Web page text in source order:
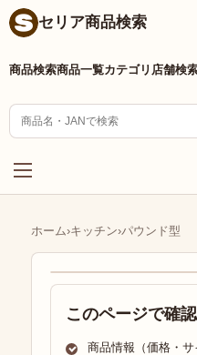
セリア商品検索
商品検索商品一覧カテゴリ 店舗検
ホーム›キッチン›パウンド型
このページで確
商品情報（価格・サ